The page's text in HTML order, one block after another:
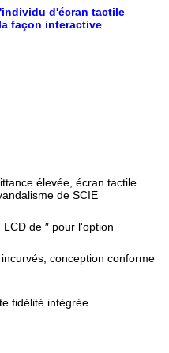
d'écran tactile
façon interactive
élevée, écran tactile
de SCIE
de ″ pour l'option
conception conforme
fidélité intégrée